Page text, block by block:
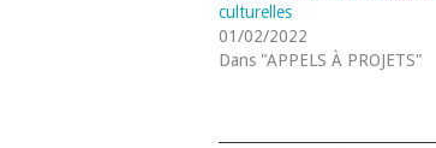
culturelles
01/02/2022
Dans "APPELS À PROJETS"